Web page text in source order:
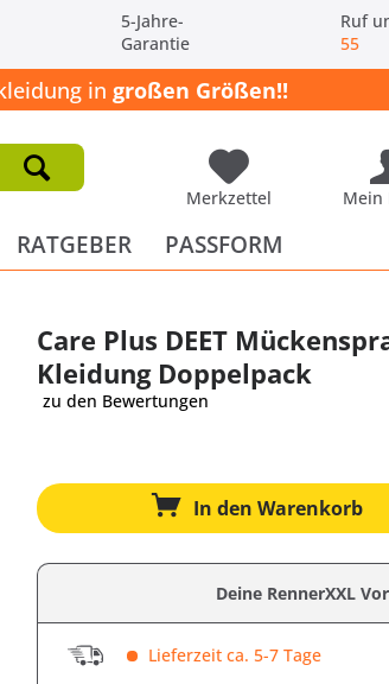
5-Jahre-
Garantie
Ruf
55
in großen Größen!!
Merkzettel Mein
RATGEBER PASSFORM
Care Plus DEET
Kleidung Doppelpack
zu den Bewertungen
In den Warenkorb
Deine RennerXXL
Lieferzeit ca. 5-7 Tage